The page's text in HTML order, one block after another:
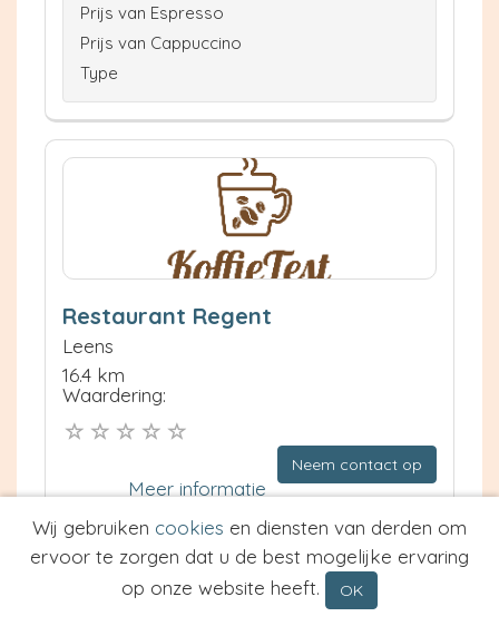
Prijs van Espresso
Prijs van Cappuccino
Type
Restaurant Regent
Leens
16.4 km
Waardering:
Neem contact op
Meer informatie
Prijs van Espresso
Prijs van Cappuccino
Wij gebruiken cookies en diensten van derden om
ervoor te zorgen dat u de best mogelijke ervaring
op onze website heeft.
OK